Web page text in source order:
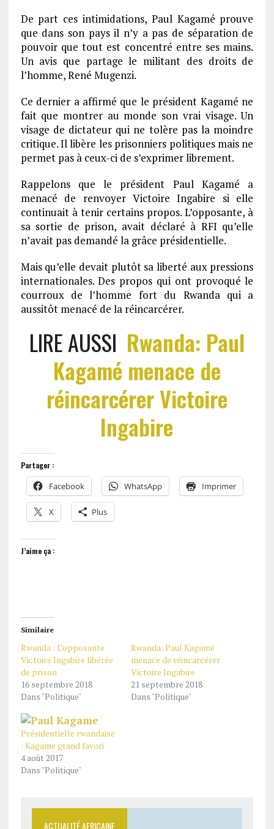
De part ces intimidations, Paul Kagamé prouve
que dans son pays il n’y a pas de séparation de
pouvoir que tout est concentré entre ses mains.
Un avis que partage le militant des droits de
l’homme, René Mugenzi.
Ce dernier a affirmé que le président Kagamé ne
fait que montrer au monde son vrai visage. Un
visage de dictateur qui ne tolère pas la moindre
critique. Il libère les prisonniers politiques mais ne
permet pas à ceux-ci de s’exprimer librement.
Rappelons que le président Paul Kagamé a
menacé de renvoyer Victoire Ingabire si elle
continuait à tenir certains propos. L’opposante, à
sa sortie de prison, avait déclaré à RFI qu’elle
n’avait pas demandé la grâce présidentielle.
Mais qu’elle devait plutôt sa liberté aux pressions
internationales. Des propos qui ont provoqué le
courroux de l’homme fort du Rwanda qui a
aussitôt menacé de la réincarcérer.
LIRE AUSSI Rwanda: Paul
Kagamé menace de
réincarcérer Victoire
Ingabire
Partager :
Facebook WhatsApp Imprimer
X Plus
J’aime ça :
Similaire
Rwanda : L’opposante
Victoire Ingabire libérée
de prison
16 septembre 2018
Dans "Politique"
Rwanda: Paul Kagamé
menace de réincarcérer
Victoire Ingabire
21 septembre 2018
Dans "Politique"
Présidentielle rwandaise
: Kagame grand favori
4 août 2017
Dans "Politique"
ACTUALITÉ AFRICAINE